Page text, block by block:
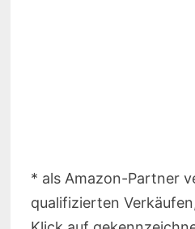
* als Amazon-Partner
qualifizierten